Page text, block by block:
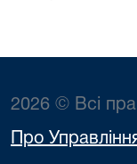
2026 © Всі
Про